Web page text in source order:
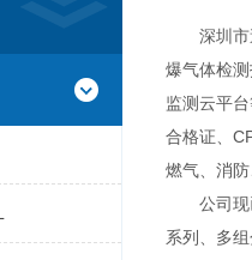
深圳市逸
爆气体检
监测云平
合格证、
燃气、消
公司现已
系列、多